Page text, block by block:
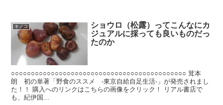
キノコ
ショウロ（松露）ってこんなにカ
ジュアルに採っても良いものだっ
たのか
○○○○○○○○○○○○○○○○○○○○○○○○○○○○○○○○○○○○○○○○○○○○ 茸本
朗 初の単著「野食のススメ -東京自給自足生活-」が発売されまし
た！！ 購入へのリンクはこちらの画像をクリック！ リアル書店で
も、紀伊国...